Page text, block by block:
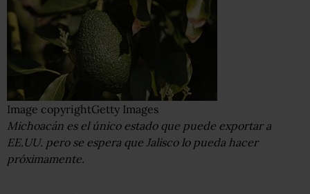
Image copyrightGetty Images
Michoacán es el único estado que puede exportar a
EE.UU. pero se espera que Jalisco lo pueda hacer
próximamente.